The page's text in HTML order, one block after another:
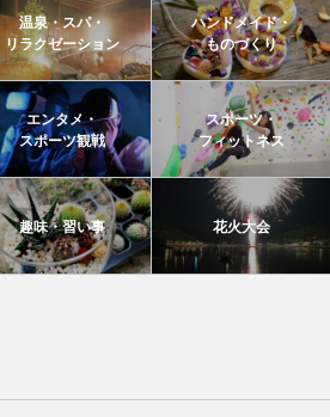
温泉・スパ・
リラクゼーション
ハンドメイド・
ものづくり
エンタメ・
スポーツ観戦
スポーツ・
フィットネス
趣味・習い事 花火大会